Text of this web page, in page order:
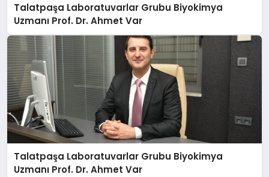
Talatpaşa Laboratuvarlar Grubu Biyokimya
Uzmanı Prof. Dr. Ahmet Var
Talatpaşa Laboratuvarlar Grubu Biyokimya
Uzmanı Prof. Dr. Ahmet Var